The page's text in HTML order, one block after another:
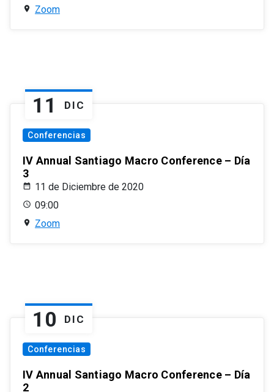
Zoom
11 DIC
Conferencias
IV Annual Santiago Macro Conference – Día
3
11 de Diciembre de 2020
09:00
Zoom
10 DIC
Conferencias
IV Annual Santiago Macro Conference – Día
2